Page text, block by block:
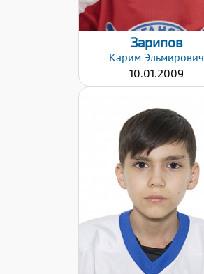
Зарипов
Карим Эльмирович
10.01.2009
Дата заявки:
02.02.2021